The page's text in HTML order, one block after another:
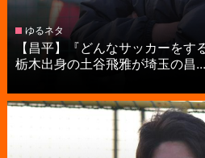
ゆるネタ
【昌平】『どんなサッカーをす
栃木出身の土谷飛雅が埼玉の昌...